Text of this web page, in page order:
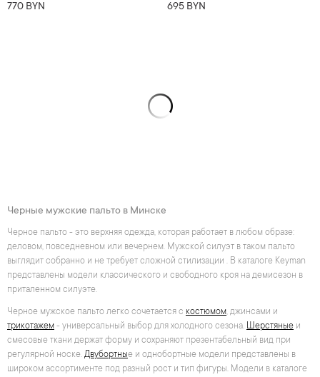
770 BYN 695 BYN
Черные мужские пальто в Минске
Черное пальто - это верхняя одежда, которая работает в любом образе:
деловом, повседневном или вечернем. Мужской силуэт в таком пальто
выглядит собранно и не требует сложной стилизации . В каталоге Keyman
представлены модели классического и свободного кроя на демисезон в
приталенном силуэте.
Черное мужское пальто легко сочетается с костюмом, джинсами и
трикотажем - универсальный выбор для холодного сезона. Шерстяные и
смесовые ткани держат форму и сохраняют презентабельный вид при
регулярной носке. Двубортные и однобортные модели представлены в
широком ассортименте под разный рост и тип фигуры. Модели в каталоге